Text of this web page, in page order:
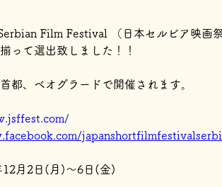
Film Festival （日本セルビア映画
って選出致しました！！
都、ベオグラードで開催されます。
12月2日(月)～6日(金)